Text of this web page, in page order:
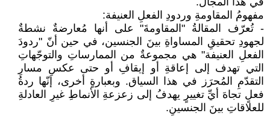
مفهومُ المقاومةِ وردودِ الفعلِ العنيفة:
- تُعرّف المقالةُ "المقاومةَ" على أنها مُعارضةٌ نشطةٌ
لجهودِ تحقيقِ المساواةِ بينَ الجنسين، في حين أنّ "ردودَ
الفعلِ العنيفة" هي مجموعةٌ من الممارساتِ والتوجّهاتِ
التي تهدف إلى إعاقةِ أو إيقافِ أو حتى عكسِ مسارِ
التقدّمِ المُحرَز في هذا السياق. وبعبارةٍ أخرى، إنّها ردةُ
فعلٍ تجاهَ أيِّ تغييرٍ يهدفُ إلى زعزعةِ الأنماطِ غيرِ العادلةِ
للعلاقاتِ بينَ الجنسينِ.